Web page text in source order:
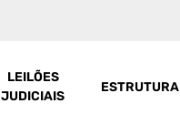
LEILÕES
JUDICIAIS
ESTRUTURA